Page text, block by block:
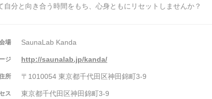
自分と向き合う時間をもち、心身ともにリセットしませんか？
場 SaunaLab Kanda
ジ http://saunalab.jp/kanda/
所 〒1010054 東京都千代田区神田錦町3-9
ス
東京都千代田区神田錦町3-9